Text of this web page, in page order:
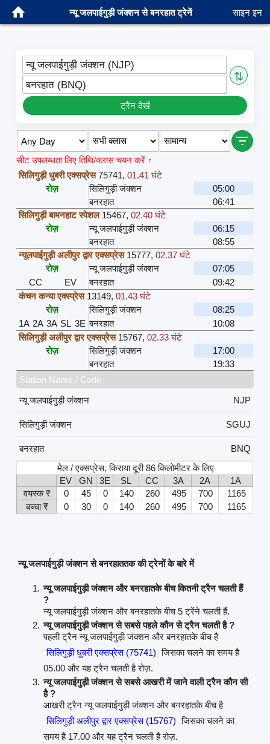
न्यू जलपाईगुड़ी जंक्शन से बनरहात ट्रेनें साइन इन
न्यू जलपाईगुड़ी जंक्शन (NJP)
⇅
बनरहात (BNQ)
ट्रैन देखें
सीट उपलब्धता लिए तिथि/क्लास चयन करें ↑
सिलिगुड़ी धुबरी एक्सप्रेस 75741,01.41 घंटे
रोज़
सिलिगुड़ी जंक्शन
05:00
बनरहात
06:41
सिलिगुड़ी बामनहाट स्पेशल 15467,02.40 घंटे
रोज़
न्यू जलपाईगुड़ी जंक्शन
06:15
बनरहात
08:55
न्यूलपाईगुड़ी अलीपुर द्वार एक्सप्रेस 15777,02.37 घंटे
रोज़
न्यू जलपाईगुड़ी जंक्शन
07:05
CC
EV बनरहात
09:42
कंचन कन्या एक्स्प्रेस 13149,01.43 घंटे
रोज़
सिलिगुड़ी जंक्शन
08:25
1A 2A 3A SL 3E बनरहात
10:08
सिलिगुड़ी अलीपुर द्वार एक्सप्रेस 15767,02.33 घंटे
रोज़
सिलिगुड़ी जंक्शन
17:00
बनरहात
19:33
Station Name / Code
न्यू जलपाईगुड़ी जंक्शन
NJP
सिलिगुड़ी जंक्शन SGUJ
बनरहात
BNQ
मेल / एक्सप्रेस, किराया दूरी 86 किलोमीटर के लिए
EV
GN 3E SL CC 3A 2A
1A
वयस्क ₹
0 45 0 140 260 495 700
1165
बच्चा ₹
0 30 0 140 260 495 700 1165
न्यू जलपाईगुड़ी जंक्शन से बनरहाततक की ट्रेनों के बारे में
न्यू जलपाईगुड़ी जंक्शन और बनरहातके बीच कितनी ट्रैन चलती हैं
?
न्यू जलपाईगुड़ी जंक्शन और बनरहातके बीच 5 ट्रेंने चलती हैं.
न्यू जलपाईगुड़ी जंक्शन से सबसे पहले कौन से ट्रैन चलती है ?
पहली ट्रैन न्यू जलपाईगुड़ी जंक्शन और बनरहातके बीच है
सिलिगुड़ी धुबरी एक्सप्रेस (75741) जिसका चलने का समय है
05.00 और यह ट्रैन चलती है रोज़.
न्यू जलपाईगुड़ी जंक्शन से सबसे आखरी में जाने वाली ट्रैन कौन सी
है ?
आखरी ट्रैन न्यू जलपाईगुड़ी जंक्शन और बनरहातके बीच है
सिलिगुड़ी अलीपुर द्वार एक्सप्रेस (15767) जिसका चलने का
समय है 17.00 और यह ट्रैन चलती है रोज़.